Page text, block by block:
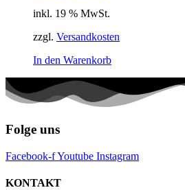
inkl. 19 % MwSt.
zzgl. Versandkosten
In den Warenkorb
Folge uns
Facebook-fYoutube Instagram
KONTAKT